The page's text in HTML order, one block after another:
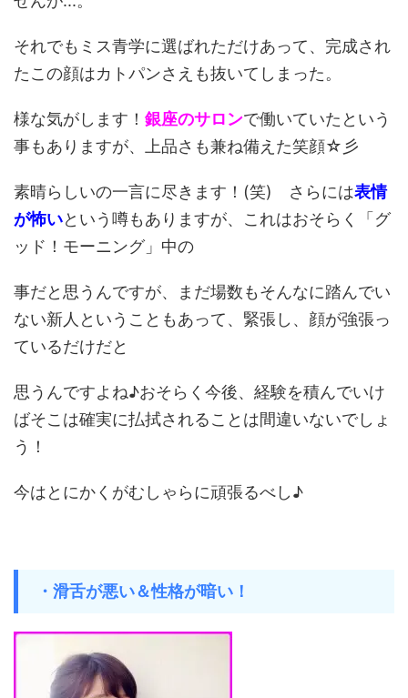
それでもミス青学に選ばれただけあって、完成され
たこの顔はカトパンさえも抜いてしまった。
様な気がします！ 銀座のサロンで働いていたという
事もありますが、上品さも兼ね備えた笑顔☆彡
素晴らしいの一言に尽きます！(笑) さらには表情
が怖いという噂もありますが、これはおそらく「グ
ッド！モーニング」中の
事だと思うんですが、まだ場数もそんなに踏んでい
ない新人ということもあって、緊張し、顔が強張っ
ているだけだと
思うんですよね♪おそらく今後、経験を積んでいけ
ばそこは確実に払拭されることは間違いないでしょ
う！
今はとにかくがむしゃらに頑張るべし♪
・滑舌が悪い＆性格が暗い！